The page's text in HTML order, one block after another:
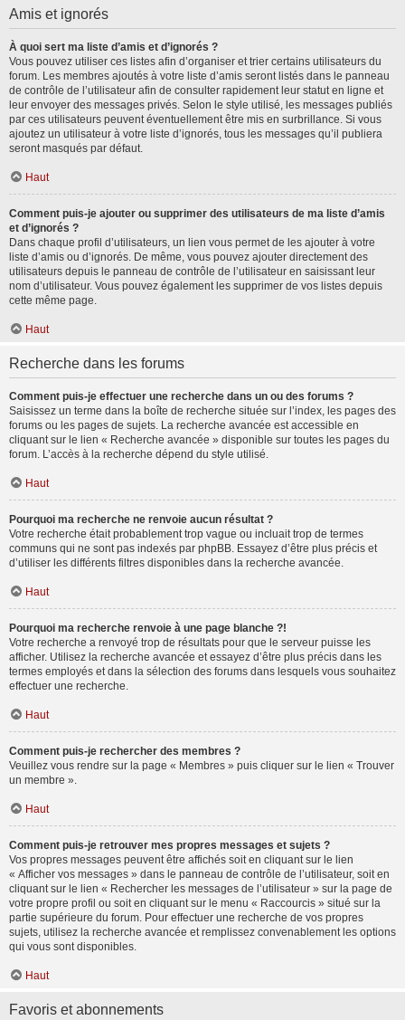
Amis et ignorés
À quoi sert ma liste d’amis et d’ignorés ?
Vous pouvez utiliser ces listes afin d’organiser et trier certains utilisateurs du
forum. Les membres ajoutés à votre liste d’amis seront listés dans le panneau
de contrôle de l’utilisateur afin de consulter rapidement leur statut en ligne et
leur envoyer des messages privés. Selon le style utilisé, les messages publiés
par ces utilisateurs peuvent éventuellement être mis en surbrillance. Si vous
ajoutez un utilisateur à votre liste d’ignorés, tous les messages qu’il publiera
seront masqués par défaut.
Haut
Comment puis-je ajouter ou supprimer des utilisateurs de ma liste d’amis
et d’ignorés ?
Dans chaque profil d’utilisateurs, un lien vous permet de les ajouter à votre
liste d’amis ou d’ignorés. De même, vous pouvez ajouter directement des
utilisateurs depuis le panneau de contrôle de l’utilisateur en saisissant leur
nom d’utilisateur. Vous pouvez également les supprimer de vos listes depuis
cette même page.
Haut
Recherche dans les forums
Comment puis-je effectuer une recherche dans un ou des forums ?
Saisissez un terme dans la boîte de recherche située sur l’index, les pages des
forums ou les pages de sujets. La recherche avancée est accessible en
cliquant sur le lien « Recherche avancée » disponible sur toutes les pages du
forum. L’accès à la recherche dépend du style utilisé.
Haut
Pourquoi ma recherche ne renvoie aucun résultat ?
Votre recherche était probablement trop vague ou incluait trop de termes
communs qui ne sont pas indexés par phpBB. Essayez d’être plus précis et
d’utiliser les différents filtres disponibles dans la recherche avancée.
Haut
Pourquoi ma recherche renvoie à une page blanche ?!
Votre recherche a renvoyé trop de résultats pour que le serveur puisse les
afficher. Utilisez la recherche avancée et essayez d’être plus précis dans les
termes employés et dans la sélection des forums dans lesquels vous souhaitez
effectuer une recherche.
Haut
Comment puis-je rechercher des membres ?
Veuillez vous rendre sur la page « Membres » puis cliquer sur le lien « Trouver
un membre ».
Haut
Comment puis-je retrouver mes propres messages et sujets ?
Vos propres messages peuvent être affichés soit en cliquant sur le lien
« Afficher vos messages » dans le panneau de contrôle de l’utilisateur, soit en
cliquant sur le lien « Rechercher les messages de l’utilisateur » sur la page de
votre propre profil ou soit en cliquant sur le menu « Raccourcis » situé sur la
partie supérieure du forum. Pour effectuer une recherche de vos propres
sujets, utilisez la recherche avancée et remplissez convenablement les options
qui vous sont disponibles.
Haut
Favoris et abonnements